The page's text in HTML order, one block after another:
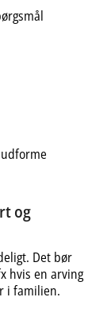
og
Det bør
hvis en arving
i familien.